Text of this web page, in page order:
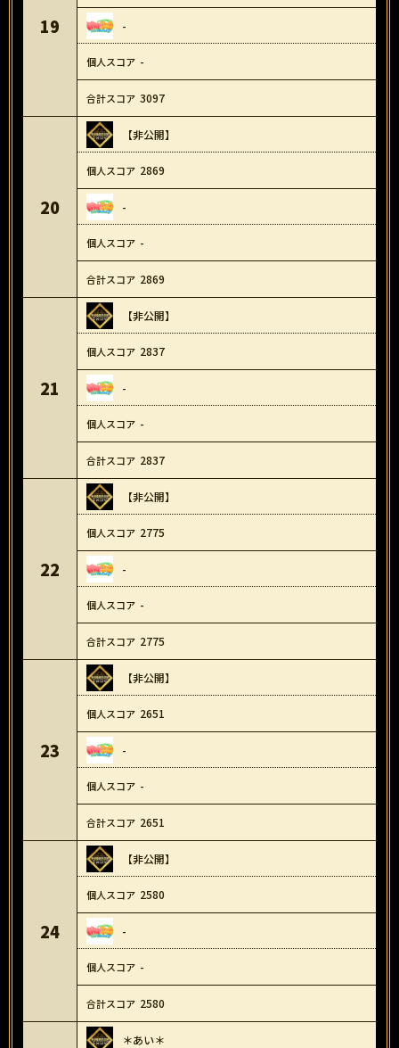
19 -
-
3097
20
【非公開】
2869
-
-
2869
21
【非公開】
2837
-
-
2837
22
【非公開】
2775
-
-
2775
23
【非公開】
2651
-
-
2651
24
【非公開】
2580
-
-
2580
＊あい＊